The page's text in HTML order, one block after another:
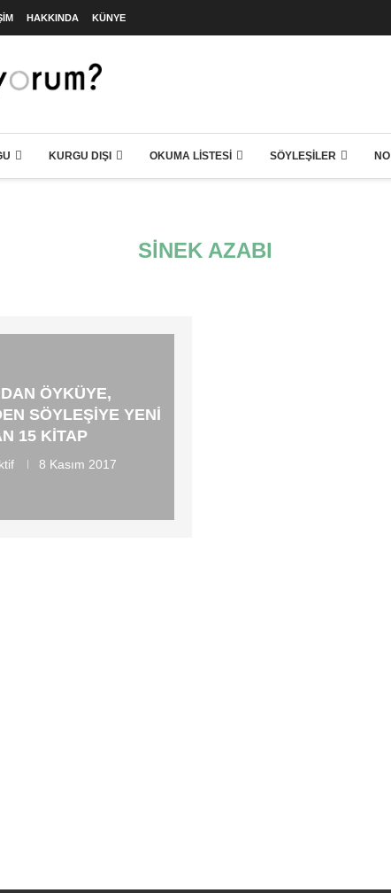
HAKKINDA KÜNYE
KURGU DIŞI OKUMA LISTESI SÖYLEŞILER
SINEK AZABI
ÖYKÜYE,
SÖYLEŞIYE YENI
15 KITAP
8 Kasım 2017